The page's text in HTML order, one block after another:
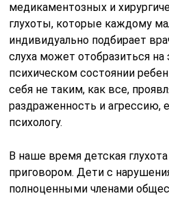
медикаментозных и
глухоты, которые каждому
индивидуально подбирает
слуха может отобразиться
психическом состоянии
себя не таким, как все,
раздраженность и агрессию,
психологу.
В наше время детская
приговором. Дети с
полноценными членами